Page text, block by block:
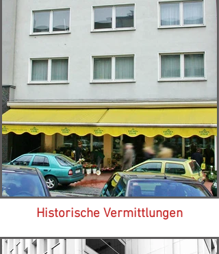
Historische Vermittlungen